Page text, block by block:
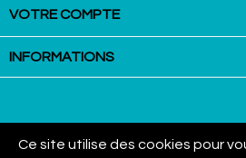
VOTRE COMPTE
INFORMATIONS
La Martingale - Equestrian Equipment : VAN
Ce site utilise des cookies pour